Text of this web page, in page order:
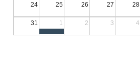
24 25 26 27 28
31 1 2 3 4